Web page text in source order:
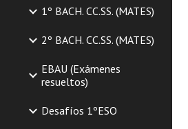
1º BACH. CC.SS. (MATES)
2º BACH. CC.SS. (MATES)
EBAU (Exámenes
resueltos)
Desafíos 1ºESO